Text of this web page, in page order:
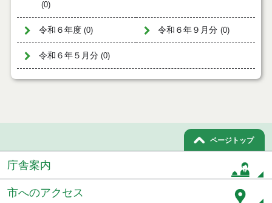
(0)
令和６年度 (0) 令和６年９月分 (0)
令和６年５月分 (0)
ページトップ
庁舎案内
市へのアクセス